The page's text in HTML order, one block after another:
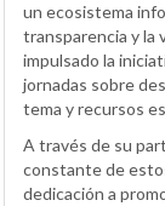
un ecosistema
transparencia y la
impulsado la
jornadas sobre
tema y recursos
A través de su
constante de
dedicación a